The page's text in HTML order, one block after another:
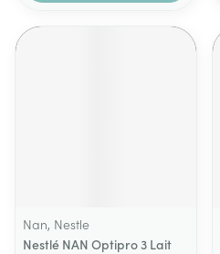
Nan, Nestle
Nestlé NAN Optipro 3 Lait